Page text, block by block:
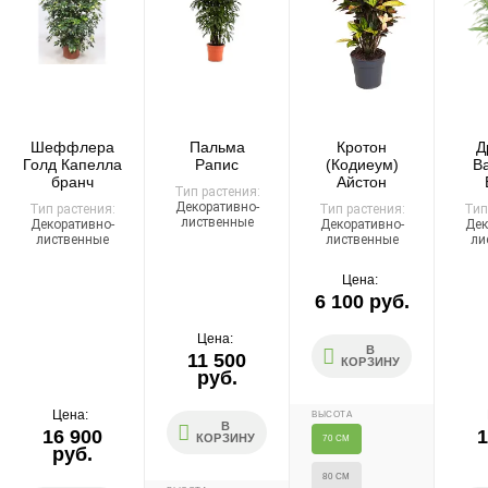
Организация парковки и подъёма на территории
«Москва-Сити» обеспечиваются покупателем.
сохранность растений.
По тарифам транспортных компаний + доставка по Москве
Стоимость доставки до вашего города зависит от тарифов ТК,
расстояния, веса и объёма груза.
Условия
Шеффлера
Голд Капелла
бранч
Тип растения:
Декоративно-
лиственные
Цена:
16 900
руб.
Пальма
Рапис
Тип растения:
Декоративно-
лиственные
Цена:
11 500
руб.
В
КОРЗИНУ
Кротон
(Кодиеум)
Айстон
Тип растения:
Декоративно-
лиственные
Цена:
6 100 руб.
В
КОРЗИНУ
ВЫСОТА
70 СМ
80 СМ